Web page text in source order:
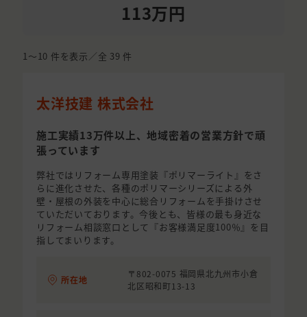
113万円
1〜10 件を表示／全 39 件
太洋技建 株式会社
施工実績13万件以上、地域密着の営業方針で頑
張っています
弊社ではリフォーム専用塗装『ポリマーライト』をさ
らに進化させた、各種のポリマーシリーズによる外
壁・屋根の外装を中心に総合リフォームを手掛けさせ
ていただいております。今後とも、皆様の最も身近な
リフォーム相談窓口として『お客様満足度100％』を目
指してまいります。
所在地
〒802-0075 福岡県北九州市小倉
北区昭和町13-13